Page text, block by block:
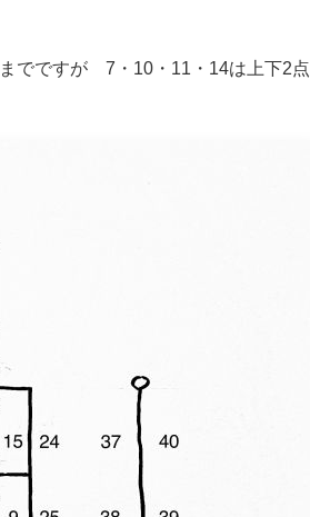
でですが 7・10・11・14は上下2点